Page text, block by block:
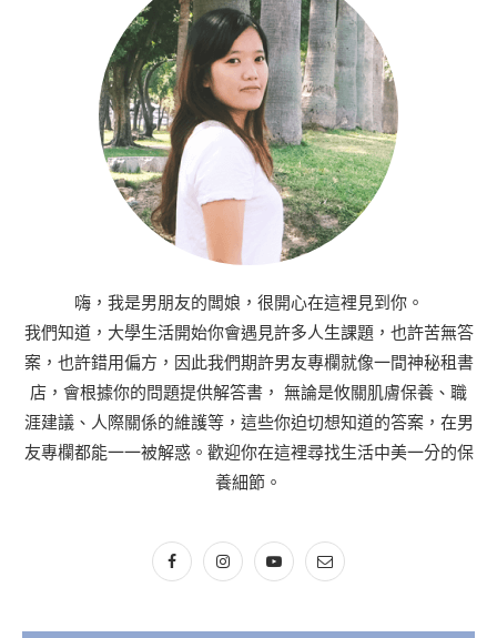
嗨，我是男朋友的闆娘，很開心在這裡見到你。
我們知道，大學生活開始你會遇見許多人生課題，也許苦無答
案，也許錯用偏方，因此我們期許男友專欄就像一間神秘租書
店，會根據你的問題提供解答書， 無論是攸關肌膚保養、職
涯建議、人際關係的維護等，這些你迫切想知道的答案，在男
友專欄都能一一被解惑。歡迎你在這裡尋找生活中美一分的保
養細節。